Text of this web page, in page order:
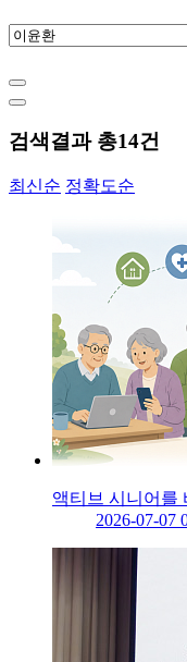
검색결과 총14건
최신순 정확도순
액티브 시니어를
2026-07-07